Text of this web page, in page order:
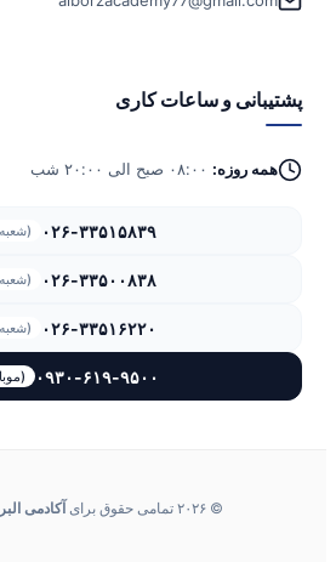
پشتیبانی و ساعات کاری
همه روزه:
۰۲۶-۳۳۵۱۵۸۳۹ (شعبه ۱)
۰۲۶-۳۳۵۰۰۸۳۸ (شعبه ۱)
۰۲۶-۳۳۵۱۶۲۲۰ (شعبه
۰۹۳۰-۶۱۹-۹۵۰۰
© ۲۰۲۶ تمامی حقوق برای آکادمی